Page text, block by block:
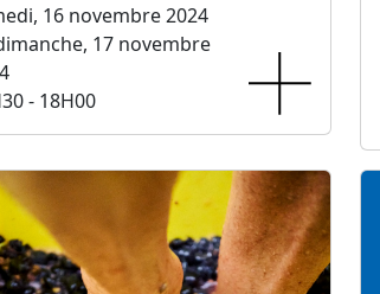
16 novembre 2024
17 novembre
- 18H00